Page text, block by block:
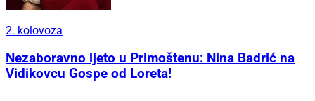
2. kolovoza
Nezaboravno ljeto u Primoštenu: Nina Badrić na
Vidikovcu Gospe od Loreta!